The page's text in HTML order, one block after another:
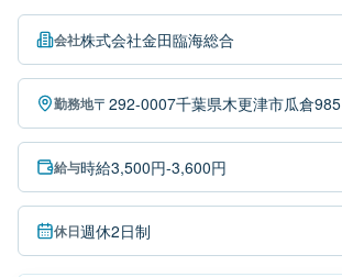
会社株式会社金田臨海総合
勤務地〒292-0007千葉県木更津市瓜倉985
給与時給3,500円-3,600円
休日週休2日制